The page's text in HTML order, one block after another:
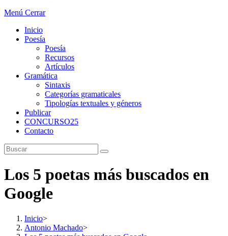
Menú Cerrar
Inicio
Poesía
Poesía
Recursos
Artículos
Gramática
Sintaxis
Categorías gramaticales
Tipologías textuales y géneros
Publicar
CONCURSO25
Contacto
Los 5 poetas más buscados en
Google
Inicio>
Antonio Machado>